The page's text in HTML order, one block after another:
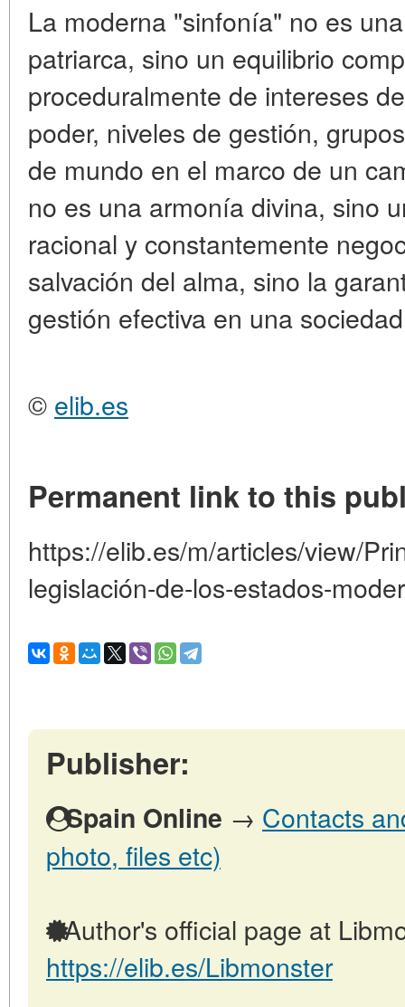
La moderna "sinfonía" no es
patriarca, sino un equilibrio
proceduralmente de intereses
poder, niveles de gestión,
de mundo en el marco de un
no es una armonía divina, sino
racional y constantemente
salvación del alma, sino la
gestión efectiva en una
© elib.es
Permanent link to this
https://elib.es/m/articles/view/
legislación-de-los-estados-
Publisher:
Spain Online → Contacts
photo, files etc)
Author's official page at
https://elib.es/Libmonster